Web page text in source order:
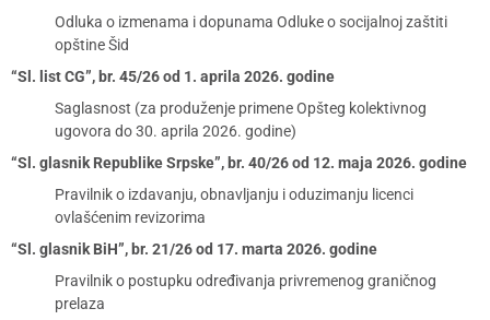
Odluka o izmenama i dopunama Odluke o socijalnoj zaštiti
opštine Šid
“Sl. list CG”, br. 45/26 od 1. aprila 2026. godine
Saglasnost (za produženje primene Opšteg kolektivnog
ugovora do 30. aprila 2026. godine)
“Sl. glasnik Republike Srpske”, br. 40/26 od 12. maja 2026. godine
Pravilnik o izdavanju, obnavljanju i oduzimanju licenci
ovlašćenim revizorima
“Sl. glasnik BiH”, br. 21/26 od 17. marta 2026. godine
Pravilnik o postupku određivanja privremenog graničnog
prelaza